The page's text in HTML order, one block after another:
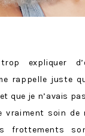
expliquer
rappelle juste
que je n’avais
vraiment soin de
frottements